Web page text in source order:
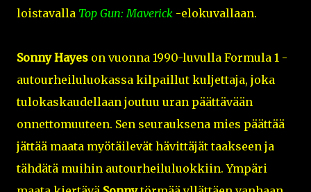
loistavalla Top Gun: Maverick -elokuvallaan.
Sonny Hayes on vuonna 1990-luvulla Formula 1 -
autourheiluluokassa kilpaillut kuljettaja, joka
tulokaskaudellaan joutuu uran päättävään
onnettomuuteen. Sen seurauksena mies päättää
jättää maata myötäilevät hävittäjät taakseen ja
tähdätä muihin autourheiluluokkiin. Ympäri